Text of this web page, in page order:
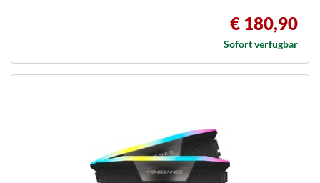
€ 180,90
Sofort verfügbar